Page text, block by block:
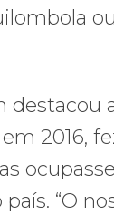
destacou
2016,
“O